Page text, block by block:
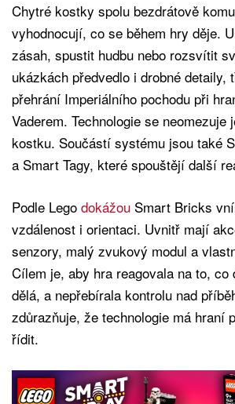
Chytré kostky spolu bezdrátově
vyhodnocují, co se během hry děje.
zásah, spustit hudbu nebo rozsvítit
ukázkách předvedlo i drobné detaily,
přehrání Imperiálního pochodu při
Vaderem. Technologie se neomezuje
kostku. Součástí systému jsou také
a Smart Tagy, které spouštějí další
Podle Lego dokážou Smart Bricks
vzdálenost i orientaci. Uvnitř mají
senzory, malý zvukový modul a
Cílem je, aby hra reagovala na to, co
dělá, a nepřebírala kontrolu nad
zdůrazňuje, že technologie má hraní
řídit.